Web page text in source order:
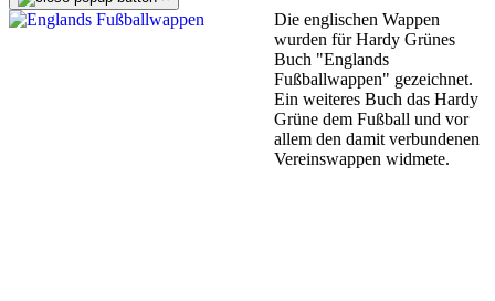
Die englischen Wappen
wurden für Hardy Grünes
Buch "Englands
Fußballwappen" gezeichnet.
Ein weiteres Buch das Hardy
Grüne dem Fußball und vor
allem den damit verbundenen
Vereinswappen widmete.